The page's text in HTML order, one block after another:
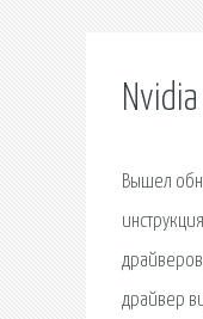
Вышел
драйвер